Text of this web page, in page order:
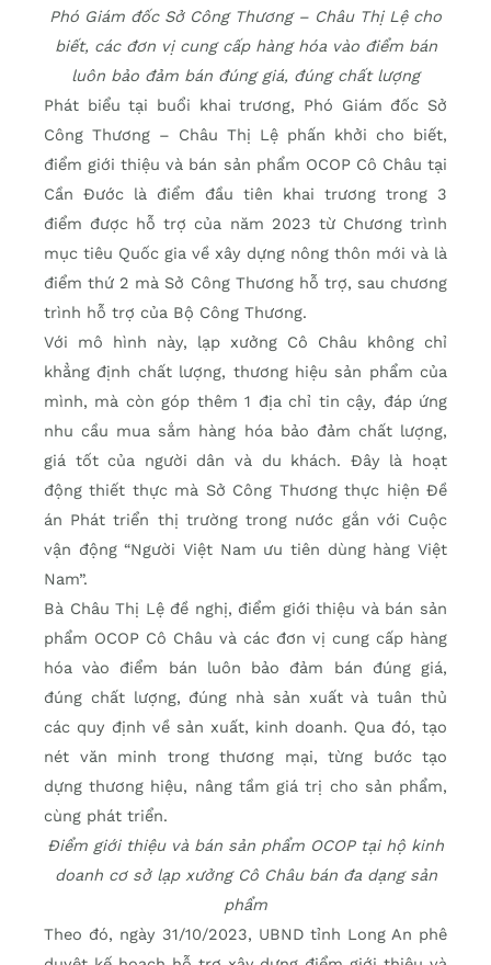
Phó Giám đốc Sở Công Thương – Châu Thị Lệ cho
biết, các đơn vị cung cấp hàng hóa vào điểm bán
luôn bảo đảm bán đúng giá, đúng chất lượng
Phát biểu tại buổi khai trương, Phó Giám đốc Sở
Công Thương – Châu Thị Lệ phấn khởi cho biết,
điểm giới thiệu và bán sản phẩm OCOP Cô Châu tại
Cần Đước là điểm đầu tiên khai trương trong 3
điểm được hỗ trợ của năm 2023 từ Chương trình
mục tiêu Quốc gia về xây dựng nông thôn mới và là
điểm thứ 2 mà Sở Công Thương hỗ trợ, sau chương
trình hỗ trợ của Bộ Công Thương.
Với mô hình này, lạp xưởng Cô Châu không chỉ
khẳng định chất lượng, thương hiệu sản phẩm của
mình, mà còn góp thêm 1 địa chỉ tin cậy, đáp ứng
nhu cầu mua sắm hàng hóa bảo đảm chất lượng,
giá tốt của người dân và du khách. Đây là hoạt
động thiết thực mà Sở Công Thương thực hiện Đề
án Phát triển thị trường trong nước gắn với Cuộc
vận động “Người Việt Nam ưu tiên dùng hàng Việt
Nam”.
Bà Châu Thị Lệ đề nghị, điểm giới thiệu và bán sản
phẩm OCOP Cô Châu và các đơn vị cung cấp hàng
hóa vào điểm bán luôn bảo đảm bán đúng giá,
đúng chất lượng, đúng nhà sản xuất và tuân thủ
các quy định về sản xuất, kinh doanh. Qua đó, tạo
nét văn minh trong thương mại, từng bước tạo
dựng thương hiệu, nâng tầm giá trị cho sản phẩm,
cùng phát triển.
Điểm giới thiệu và bán sản phẩm OCOP tại hộ kinh
doanh cơ sở lạp xưởng Cô Châu bán đa dạng sản
phẩm
Theo đó, ngày 31/10/2023, UBND tỉnh Long An phê